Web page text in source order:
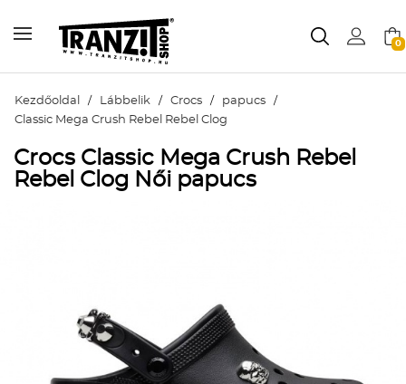
0
Kezdőoldal / Lábbelik / Crocs / papucs /
Classic Mega Crush Rebel Rebel Clog
Crocs Classic Mega Crush Rebel
Rebel Clog Női papucs